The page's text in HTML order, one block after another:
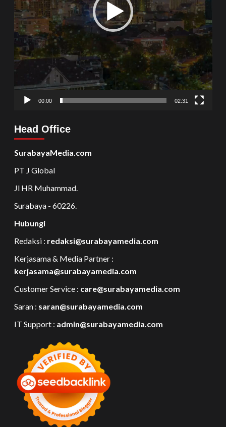
00:00 02:31
Head Office
SurabayaMedia.com
PT J Global
Jl HR Muhammad.
Surabaya - 60226.
Hubungi
Redaksi : redaksi@surabayamedia.com
Kerjasama & Media Partner :
kerjasama@surabayamedia.com
Customer Service : care@surabayamedia.com
Saran : saran@surabayamedia.com
IT Support : admin@surabayamedia.com